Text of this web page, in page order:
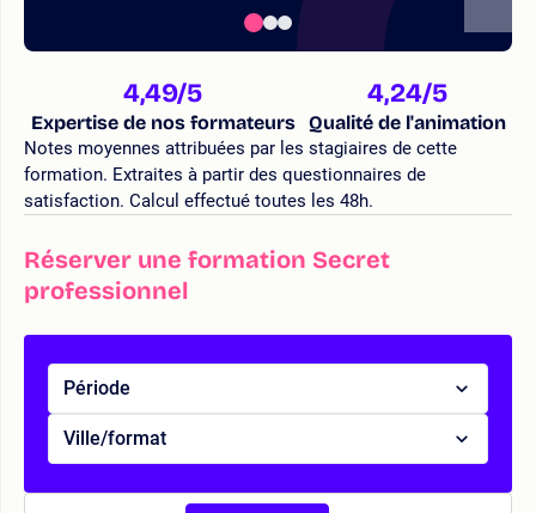
4,49/5
Expertise de nos formateurs
4,24/5
Qualité de l'animation
Notes moyennes attribuées par les stagiaires de cette
formation. Extraites à partir des questionnaires de
satisfaction. Calcul effectué toutes les 48h.
Réserver une formation Secret
professionnel
Période
Ville/format